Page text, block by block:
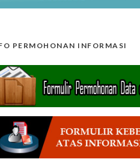
PERMOHONAN INFORMASI